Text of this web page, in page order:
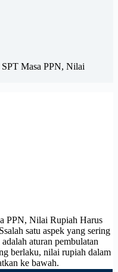
Masa PPN, Nilai
PPN, Nilai Rupiah Harus
satu aspek yang sering
aturan pembulatan
berlaku, nilai rupiah dalam
ke bawah.